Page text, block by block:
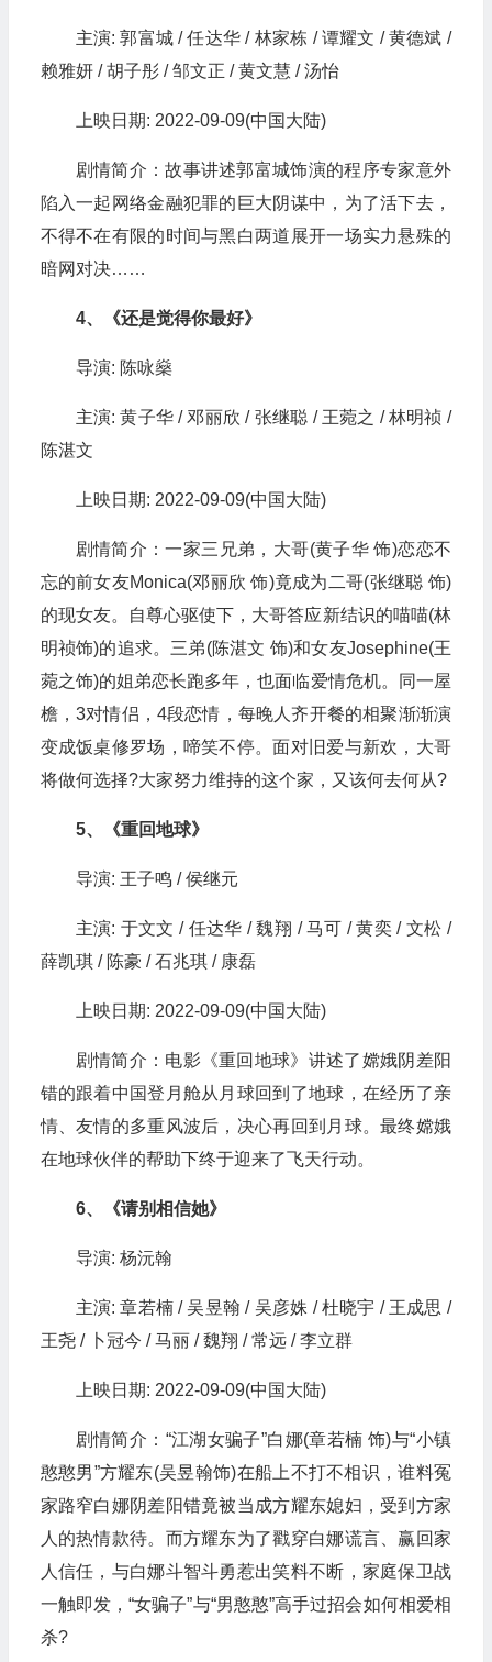
主演: 郭富城 / 任达华 / 林家栋 / 谭耀文 / 黄德斌 /
赖雅妍 / 胡子彤 / 邹文正 / 黄文慧 / 汤怡
上映日期: 2022-09-09(中国大陆)
剧情简介：故事讲述郭富城饰演的程序专家意外
陷入一起网络金融犯罪的巨大阴谋中，为了活下去，
不得不在有限的时间与黑白两道展开一场实力悬殊的
暗网对决……
4、《还是觉得你最好》
导演: 陈咏燊
主演: 黄子华 / 邓丽欣 / 张继聪 / 王菀之 / 林明祯 /
陈湛文
上映日期: 2022-09-09(中国大陆)
剧情简介：一家三兄弟，大哥(黄子华 饰)恋恋不
忘的前女友Monica(邓丽欣 饰)竟成为二哥(张继聪 饰)
的现女友。自尊心驱使下，大哥答应新结识的喵喵(林
明祯饰)的追求。三弟(陈湛文 饰)和女友Josephine(王
菀之饰)的姐弟恋长跑多年，也面临爱情危机。同一屋
檐，3对情侣，4段恋情，每晚人齐开餐的相聚渐渐演
变成饭桌修罗场，啼笑不停。面对旧爱与新欢，大哥
将做何选择?大家努力维持的这个家，又该何去何从?
5、《重回地球》
导演: 王子鸣 / 侯继元
主演: 于文文 / 任达华 / 魏翔 / 马可 / 黄奕 / 文松 /
薛凯琪 / 陈豪 / 石兆琪 / 康磊
上映日期: 2022-09-09(中国大陆)
剧情简介：电影《重回地球》讲述了嫦娥阴差阳
错的跟着中国登月舱从月球回到了地球，在经历了亲
情、友情的多重风波后，决心再回到月球。最终嫦娥
在地球伙伴的帮助下终于迎来了飞天行动。
6、《请别相信她》
导演: 杨沅翰
主演: 章若楠 / 吴昱翰 / 吴彦姝 / 杜晓宇 / 王成思 /
王尧 / 卜冠今 / 马丽 / 魏翔 / 常远 / 李立群
上映日期: 2022-09-09(中国大陆)
剧情简介：“江湖女骗子”白娜(章若楠 饰)与“小镇
憨憨男”方耀东(吴昱翰饰)在船上不打不相识，谁料冤
家路窄白娜阴差阳错竟被当成方耀东媳妇，受到方家
人的热情款待。而方耀东为了戳穿白娜谎言、赢回家
人信任，与白娜斗智斗勇惹出笑料不断，家庭保卫战
一触即发，“女骗子”与“男憨憨”高手过招会如何相爱相
杀?